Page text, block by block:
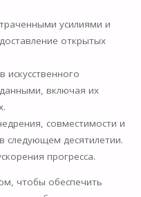
усилиями и
открытых
искусственного
включая их
совместимости и
следующем десятилетии.
прогресса.
чтобы обеспечить